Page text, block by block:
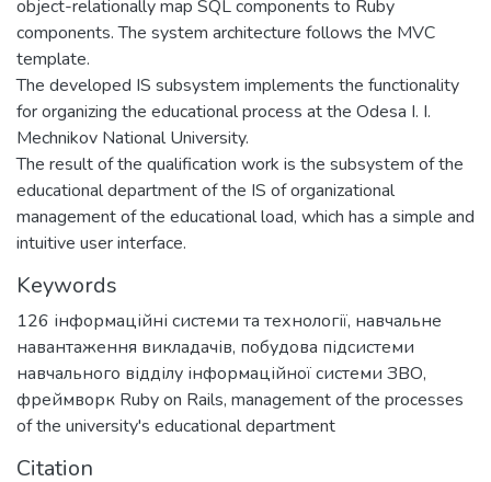
object-relationally map SQL components to Ruby
components. The system architecture follows the MVC
template.
The developed IS subsystem implements the functionality
for organizing the educational process at the Odesa I. I.
Mechnikov National University.
The result of the qualification work is the subsystem of the
educational department of the IS of organizational
management of the educational load, which has a simple and
intuitive user interface.
Keywords
126 інформаційні системи та технології, навчальне
навантаження викладачів, побудова підсистеми
навчального відділу інформаційної системи ЗВО,
фреймворк Ruby on Rails, management of the processes
of the university's educational department
Citation